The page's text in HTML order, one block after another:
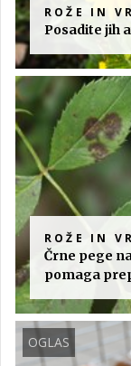
ROŽE IN
Posadite jih
ROŽE IN
Črne pege
pomaga
OGLAS